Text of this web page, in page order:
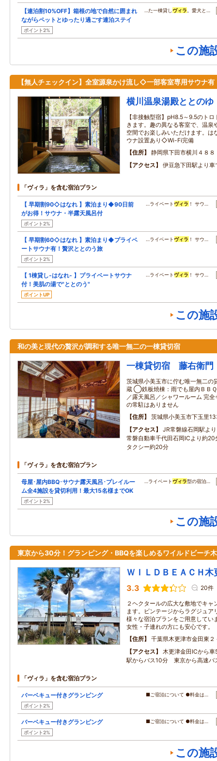
【連泊割10%OFF】箱根の地で自然に囲まれ
ながらペットとゆったり過ごす連泊ステイ
ポイント2%
…た一棟貸し ヴィラ 。愛犬と…
この施
【無人チェックイン】全室源泉かけ流し◇一部客室専用サウナ有
横川温泉湯殿ととのゆ
【非接触型宿】pH8.5～9.5のト
きます。趣の異なる客室で、温泉
空間でお楽しみいただけます。は
ウナ設置あり◇Wi-Fi完備
住所
静岡県下田市横川４８８
アクセス
伊豆急下田駅より
「ヴィラ」を含む宿泊プラン
【 早期割90◇はなれ 】素泊まり◆90日前
がお得！サウナ・半露天風呂付
ポイント2%
…ライベート ヴィラ ！ サウ…
【 早期割60◇はなれ 】素泊まり◆プライベ
ートサウナ有！贅沢ととのう旅
ポイント2%
…ライベート ヴィラ ！ サウ…
【 1棟貸し-はなれ- 】プライベートサウナ
付！美肌の湯で"ととのう"
ポイントUP
…ライベート ヴィラ ！ サウ…
この施
和の美と現代の贅沢が調和する唯一無二の一棟貸切宿
一棟貸切宿 藤右衛門
茨城県小美玉市に佇む唯一無二
蔵 ◯鉄板焼棟：雨でも屋内ＢＢ
／露天風呂／シャワールーム 完
の常駐はありません
住所
茨城県小美玉市下玉里
アクセス
JR常磐線石岡駅よ
常磐自動車千代田石岡ICより約
タクシー約20分
「ヴィラ」を含む宿泊プラン
母屋･屋内BBQ･サウナ露天風呂･プレイルー
ム全4施設を貸切利用！最大15名様までOK
ポイント2%
…ライベート ヴィラ型の宿泊…
この施
東京から30分！グランピング・BBQを楽しめるワイルドビーチ
ＷＩＬＤＢＥＡＣＨ木
3.3 20件
２ヘクタールの広大な敷地でキャ
ます。ビンテージからラグジュア
様々な宿泊プランをご用意してい
女性・子連れの方にも安心です。
住所
千葉県木更津市金田東２
アクセス
木更津金田ICから
駅からバス10分 東京から高速バ
「ヴィラ」を含む宿泊プラン
バーベキュー付きグランピング
ポイント2%
■ご宿泊について ●料金は…
バーベキュー付きグランピング
ポイント2%
■ご宿泊について ●料金は…
この施